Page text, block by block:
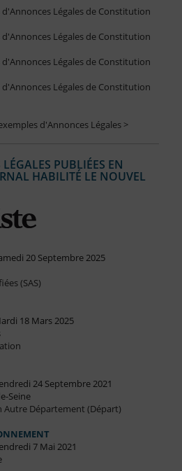
Légales de Constitution
Légales de Constitution
Légales de Constitution
Légales de Constitution
d'Annonces Légales >
PUBLIÉES EN
HABILITÉ LE NOUVEL
20 Septembre 2025
(SAS)
18 Mars 2025
24 Septembre 2021
Seine
Autre Département (Départ)
7 Mai 2021